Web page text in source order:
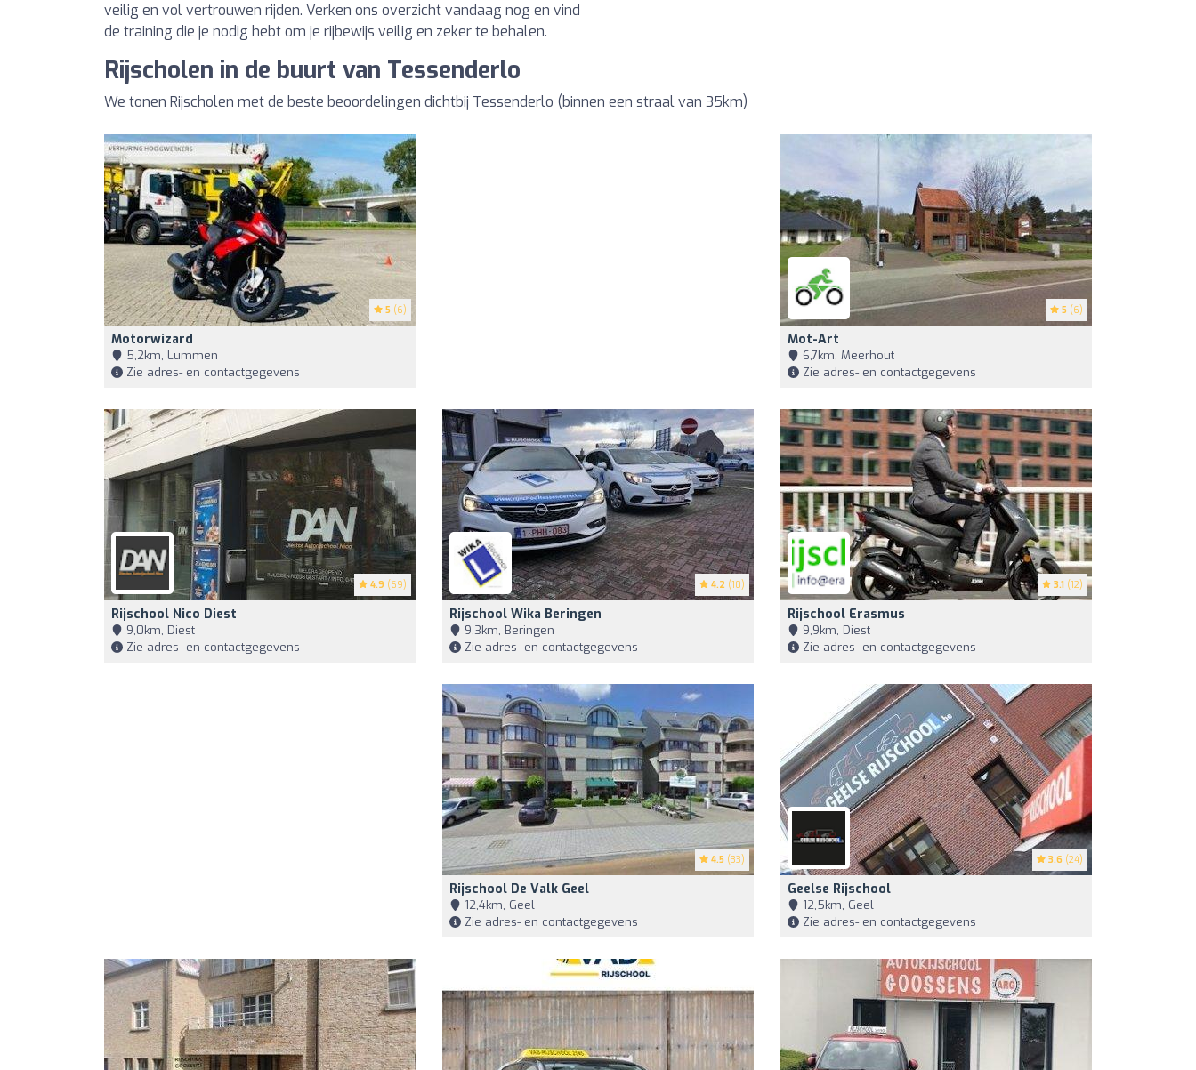
veilig en vol vertrouwen rijden. Verken ons overzicht vandaag nog en vind
de training die je nodig hebt om je rijbewijs veilig en zeker te behalen.
Rijscholen in de buurt van Tessenderlo
We tonen Rijscholen met de beste beoordelingen dichtbij Tessenderlo (binnen een straal van 35km)
5 (6)
Motorwizard
5,2km, Lummen
Zie adres- en contactgegevens
5 (6)
Mot-Art
6,7km, Meerhout
Zie adres- en contactgegevens
4.9 (69)
Rijschool Nico Diest
9,0km, Diest
Zie adres- en contactgegevens
4.2 (10)
Rijschool Wika Beringen
9,3km, Beringen
Zie adres- en contactgegevens
3.1 (12)
Rijschool Erasmus
9,9km, Diest
Zie adres- en contactgegevens
4.5 (33)
Rijschool De Valk Geel
12,4km, Geel
Zie adres- en contactgegevens
3.6 (24)
Geelse Rijschool
12,5km, Geel
Zie adres- en contactgegevens